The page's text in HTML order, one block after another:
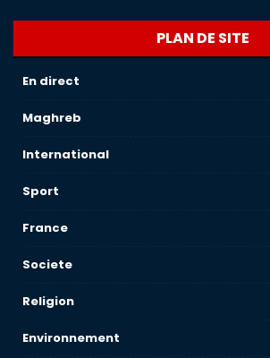
PLAN DE SITE
En direct
Maghreb
International
Sport
France
Societe
Religion
Environnement